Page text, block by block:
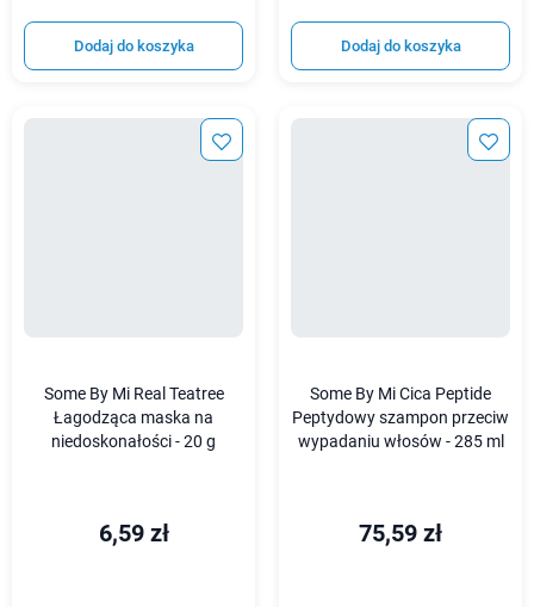
Dodaj do koszyka Dodaj do koszyka
Some By Mi Real Teatree
Łagodząca maska na
niedoskonałości - 20 g
6,59 zł
Some By Mi Cica Peptide
Peptydowy szampon przeciw
wypadaniu włosów - 285 ml
75,59 zł